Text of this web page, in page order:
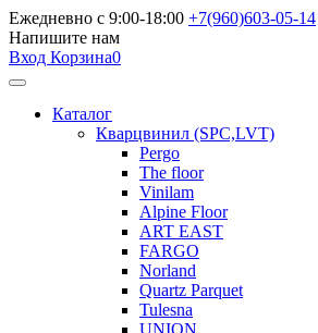
Ежедневно с 9:00-18:00 +7(960)603-05-14
Напишите нам
Вход Корзина0
Каталог
Кварцвинил (SPC,LVT)
Pergo
The floor
Vinilam
Alpine Floor
ART EAST
FARGO
Norland
Quartz Parquet
Tulesna
UNION